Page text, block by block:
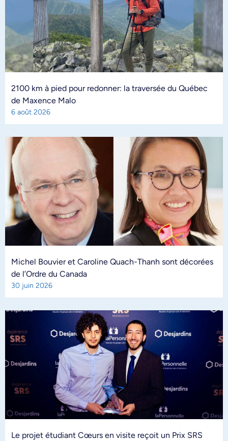
2100 km à pied pour redonner: la traversée du Québec
de Maxence Malo
6 août 2026
Michel Bouvier et Caroline Quach-Thanh sont décorées
de l’Ordre du Canada
30 juin 2026
Le projet étudiant Cœurs en visite reçoit un Prix SRS